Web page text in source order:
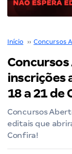
Início ›› Concursos
inscrições
18 a 21 de
Concursos
editais que
Confira!